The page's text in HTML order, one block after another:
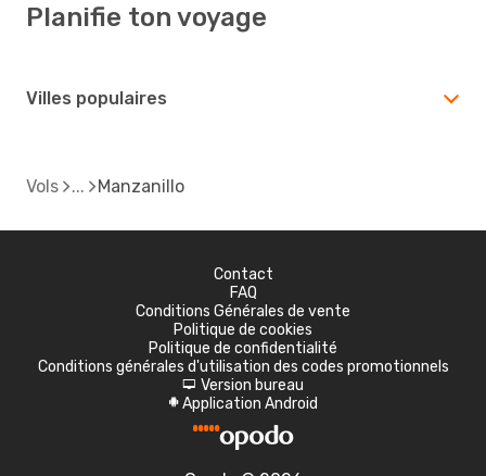
Planifie ton voyage
Villes populaires
Vols Manzanillo
Contact
FAQ
Conditions Générales de vente
Politique de cookies
Politique de confidentialité
Conditions générales d'utilisation des codes promotionnels
d Version bureau
A Application Android